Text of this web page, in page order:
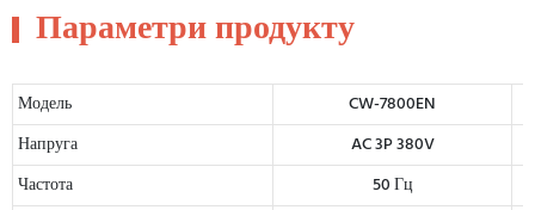
Параметри продукту
Модель
CW-7800EN
Напруга
AC 3P 380V
Частота
50 Гц